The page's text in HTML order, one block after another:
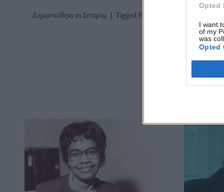
Opted
I want
of my
was
Opted
Δημοσιεύθηκε σεΙστορίες | TaggedJim Morrison